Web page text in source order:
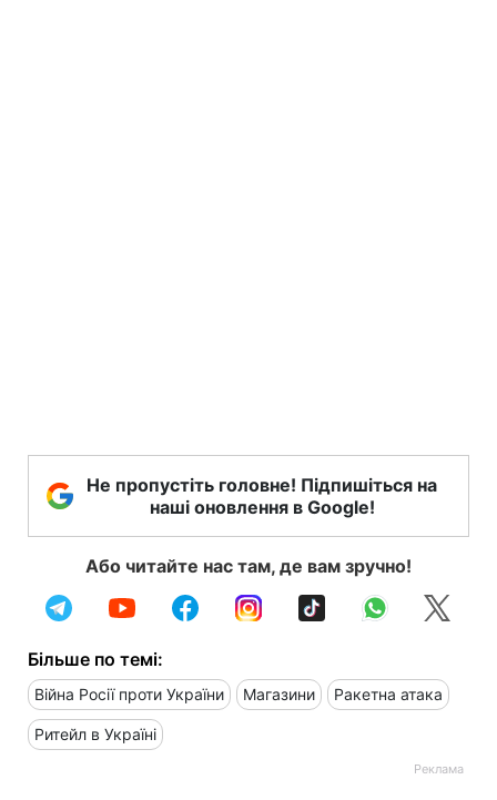
Не пропустіть головне! Підпишіться на
наші оновлення в Google!
Або читайте нас там, де вам зручно!
Більше по темі:
Війна Росії проти України Магазини Ракетна атака
Ритейл в Україні